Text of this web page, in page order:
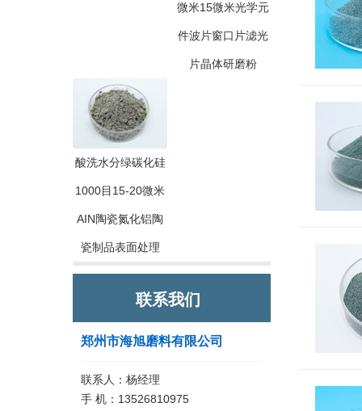
微米15微米光学元
件波片窗口片滤光
片晶体研磨粉
酸洗水分绿碳化硅
1000目15-20微米
AIN陶瓷氮化铝陶
瓷制品表面处理
联系我们
郑州市海旭磨料有限公司
联系人：杨经理
手 机：13526810975